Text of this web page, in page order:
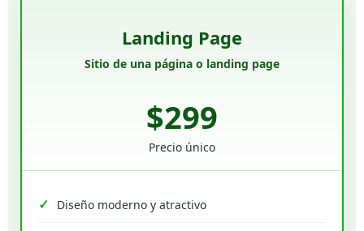
Landing Page
Sitio de una página o landing page
$299
Precio único
Diseño moderno y atractivo